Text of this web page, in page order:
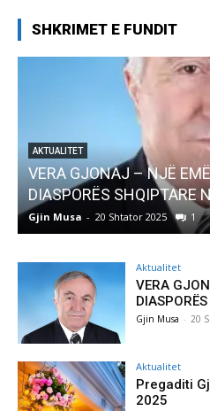
SHKRIMET E FUNDIT
AKTUALITET
VERA GJONAJ – NJË
DIASPORËS SHQIPTARE
Gjin Musa - 20 Shtator 2025 1
Aktualitet
VERA
Gjin Musa - 20
Aktualitet
Pregaditi
2025